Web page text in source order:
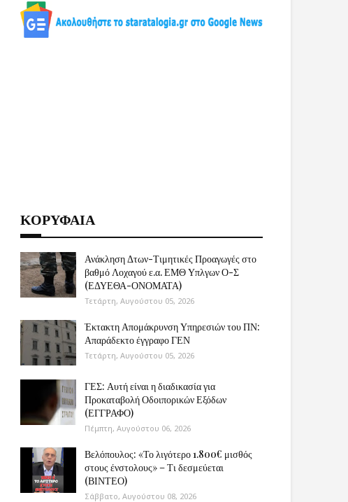
ΚΟΡΥΦΑΙΑ
Ανάκληση Δτων-Τιμητικές Προαγωγές στο
βαθμό Λοχαγού ε.α. ΕΜΘ Υπλγων Ο-Σ
(ΕΔΥΕΘΑ-ΟΝΟΜΑΤΑ)
Τετάρτη, Αυγούστου 05, 2026
Έκτακτη Απομάκρυνση Υπηρεσιών του ΠΝ:
Απαράδεκτο έγγραφο ΓΕΝ
Τετάρτη, Αυγούστου 05, 2026
ΓΕΣ: Αυτή είναι η διαδικασία για
Προκαταβολή Οδοιπορικών Εξόδων
(ΕΓΓΡΑΦΟ)
Πέμπτη, Αυγούστου 06, 2026
Βελόπουλος: «Το λιγότερο 1.800€ μισθός
στους ένστολους» – Τι δεσμεύεται
(ΒΙΝΤΕΟ)
Σάββατο, Αυγούστου 08, 2026